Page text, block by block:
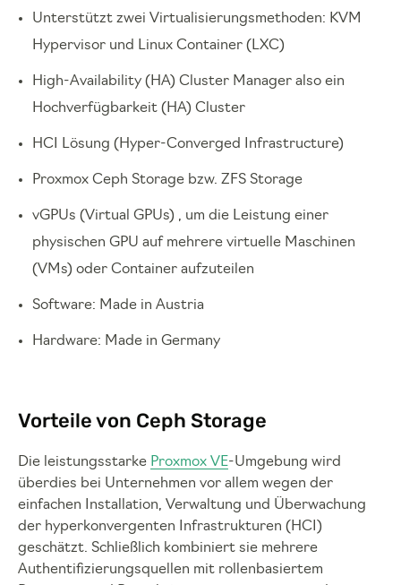
Unterstützt zwei Virtualisierungsmethoden: KVM
Hypervisor und Linux Container (LXC)
High-Availability (HA) Cluster Manager also ein
Hochverfügbarkeit (HA) Cluster
HCI Lösung (Hyper-Converged Infrastructure)
Proxmox Ceph Storage bzw. ZFS Storage
vGPUs (Virtual GPUs) , um die Leistung einer
physischen GPU auf mehrere virtuelle Maschinen
(VMs) oder Container aufzuteilen
Software: Made in Austria
Hardware: Made in Germany
Vorteile von Ceph Storage
Die leistungsstarke Proxmox VE-Umgebung wird
überdies bei Unternehmen vor allem wegen der
einfachen Installation, Verwaltung und Überwachung
der hyperkonvergenten Infrastrukturen (HCI)
geschätzt. Schließlich kombiniert sie mehrere
Authentifizierungsquellen mit rollenbasiertem